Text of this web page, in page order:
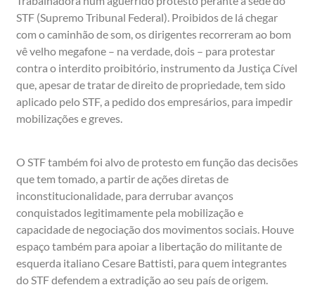
STF (Supremo Tribunal Federal). Proibidos de lá chegar
com o caminhão de som, os dirigentes recorreram ao bom
vê velho megafone – na verdade, dois – para protestar
contra o interdito proibitório, instrumento da Justiça Cível
que, apesar de tratar de direito de propriedade, tem sido
aplicado pelo STF, a pedido dos empresários, para impedir
mobilizações e greves.
O STF também foi alvo de protesto em função das decisões
que tem tomado, a partir de ações diretas de
inconstitucionalidade, para derrubar avanços
conquistados legitimamente pela mobilização e
capacidade de negociação dos movimentos sociais. Houve
espaço também para apoiar a libertação do militante de
esquerda italiano Cesare Battisti, para quem integrantes
do STF defendem a extradição ao seu país de origem.